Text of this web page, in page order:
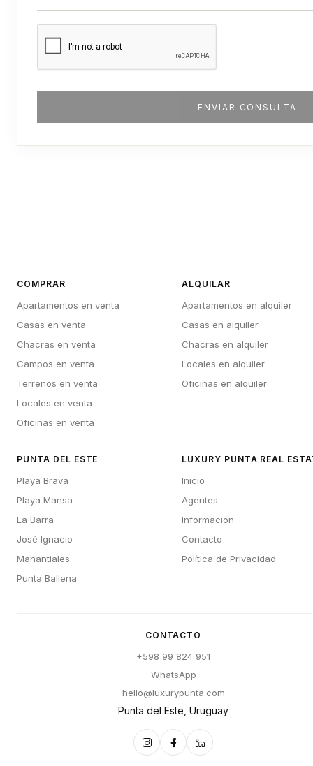
ENVIAR CONSULTA
COMPRAR
Apartamentos en venta
Casas en venta
Chacras en venta
Campos en venta
Terrenos en venta
Locales en venta
Oficinas en venta
ALQUILAR
Apartamentos en alquiler
Casas en alquiler
Chacras en alquiler
Locales en alquiler
Oficinas en alquiler
PUNTA DEL ESTE
Playa Brava
Playa Mansa
La Barra
José Ignacio
Manantiales
Punta Ballena
LUXURY PUNTA REAL
Inicio
Agentes
Información
Contacto
Política de Privacidad
CONTACTO
+598 99 824 951
WhatsApp
hello@luxurypunta.com
Punta del Este, Uruguay